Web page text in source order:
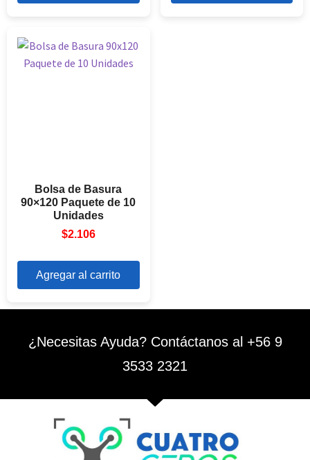
Bolsa de Basura
90×120 Paquete de 10
Unidades
$2.106
Agregar al carrito
¿Necesitas Ayuda? Contáctanos al +56 9
3533 2321